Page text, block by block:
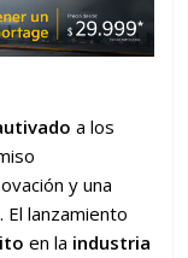
a los
y una
El lanzamiento
en la industria